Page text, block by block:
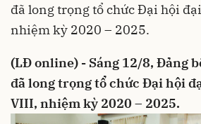
đã long trọng tổ chức Đại hội
nhiệm kỳ 2020 – 2025.
(LĐ online) - Sáng 12/8, Đảng
đã long trọng tổ chức Đại hội
VIII, nhiệm kỳ 2020 – 2025.